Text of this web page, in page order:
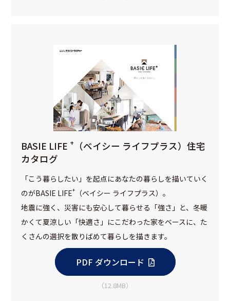
BASIE LIFE +
（ベイシー ライフプラス）住宅
カタログ
「こう暮らしたい」を起点にあなたの暮らしを描いていく
のがBASIE LIFE+（ベイシー ライフプラス）。
地震に強く、災害にも安心して暮らせる「強さ」と、冬暖
かくて夏涼しい「快適さ」にこだわった家をベースに、た
くさんの選択を散りばめて暮らしを描きます。
PDF ダウンロード
（12.8MB）